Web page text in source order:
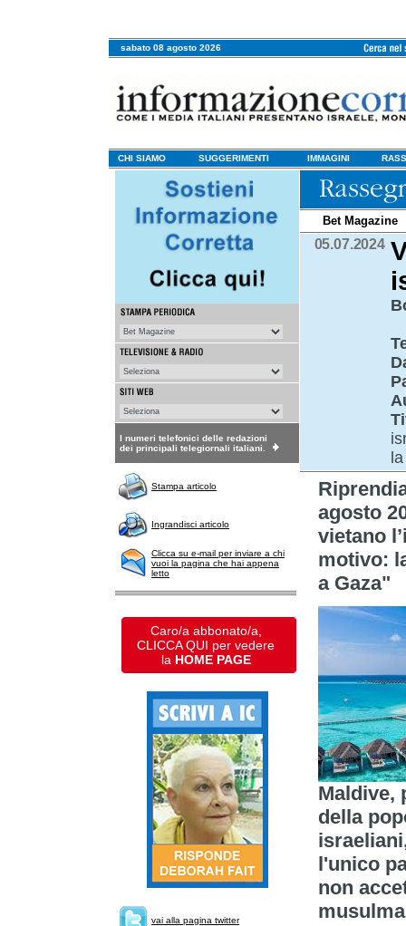
sabato 08 agosto 2026
CHI SIAMO SUGGERIMENTI IMMAGINI
I numeri telefonici delle redazioni
dei principali telegiornali italiani.
Stampa articolo
Ingrandisci articolo
Clicca su e-mail per inviare a chi
vuoi la pagina che hai appena
letto
Caro/a abbonato/a,
CLICCA QUI per vedere
la HOME PAGE
vai alla pagina twitter
Bet Magazine
05.07.2024
agosto
vietano
motivo:
a Gaza"
Maldive,
della
l'unico
non